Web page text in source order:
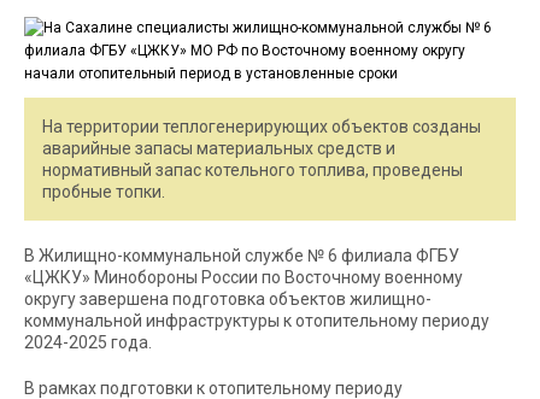
На территории теплогенерирующих объектов созданы
аварийные запасы материальных средств и
нормативный запас котельного топлива, проведены
пробные топки.
В Жилищно-коммунальной службе № 6 филиала ФГБУ
«ЦЖКУ» Минобороны России по Восточному военному
округу завершена подготовка объектов жилищно-
коммунальной инфраструктуры к отопительному периоду
2024-2025 года.
В рамках подготовки к отопительному периоду